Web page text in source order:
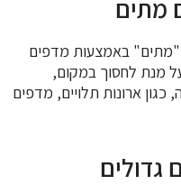
מתים
"מתים" באמצעות מדפים
מנת לחסוך במקום,
כגון ארונות תלויים, מדפים
גדולים